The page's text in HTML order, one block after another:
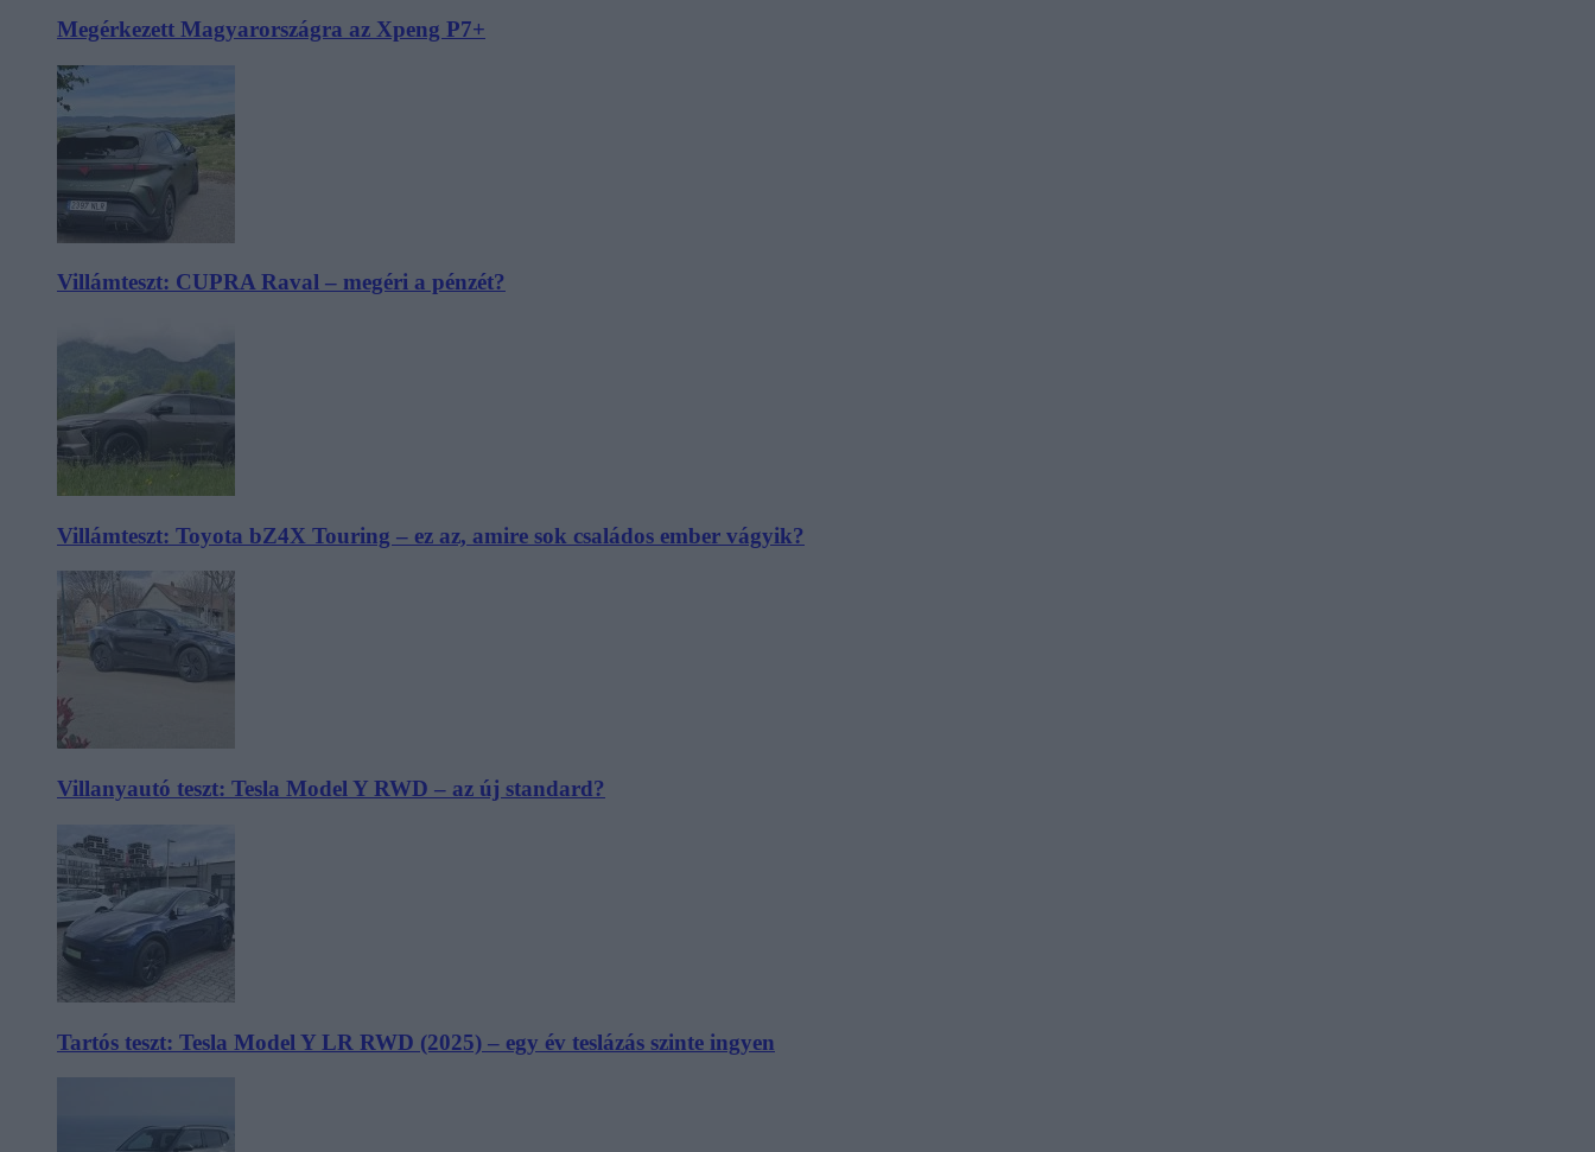
Megérkezett Magyarországra az Xpeng P7+
Villámteszt: CUPRA Raval – megéri a pénzét?
Villámteszt: Toyota bZ4X Touring – ez az, amire sok családos ember vágyik?
Villanyautó teszt: Tesla Model Y RWD – az új standard?
Tartós teszt: Tesla Model Y LR RWD (2025) – egy év teslázás szinte ingyen